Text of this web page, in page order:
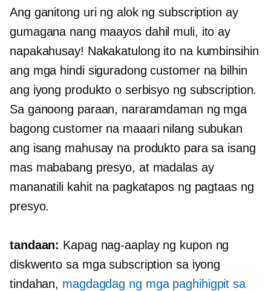
Ang ganitong uri ng alok ng subscription ay
gumagana nang maayos dahil muli, ito ay
napakahusay! Nakakatulong ito na kumbinsihin
ang mga hindi siguradong customer na bilhin
ang iyong produkto o serbisyo ng subscription.
Sa ganoong paraan, nararamdaman ng mga
bagong customer na maaari nilang subukan
ang isang mahusay na produkto para sa isang
mas mababang presyo, at madalas ay
mananatili kahit na pagkatapos ng pagtaas ng
presyo.
tandaan: Kapag nag-aaplay ng kupon ng
diskwento sa mga subscription sa iyong
tindahan, magdagdag ng mga paghihigpit sa